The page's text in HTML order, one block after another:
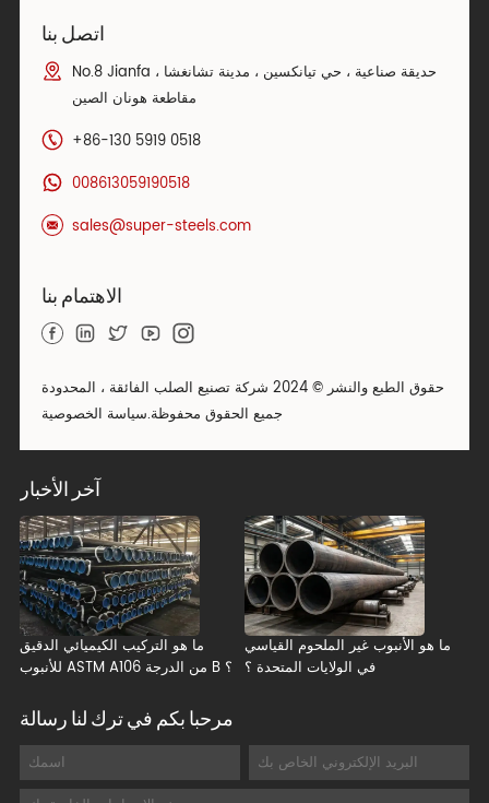
اتصل بنا
No.8 Jianfa حديقة صناعية ، حي تيانكسين ، مدينة تشانغشا ،
مقاطعة هونان الصين
+86-130 5919 0518
008613059190518
sales@super-steels.com
الاهتمام بنا
حقوق الطبع والنشر © 2024 شركة تصنيع الصلب الفائقة ، المحدودة
جميع الحقوق محفوظة.سياسة الخصوصية
آخر الأخبار
ما هو التركيب الكيميائي الدقيق
للأنبوب ASTM A106 من الدرجة B ؟
ما هو الأنبوب غير الملحوم القياسي
في الولايات المتحدة ؟
مرحبا بكم في ترك لنا رسالة